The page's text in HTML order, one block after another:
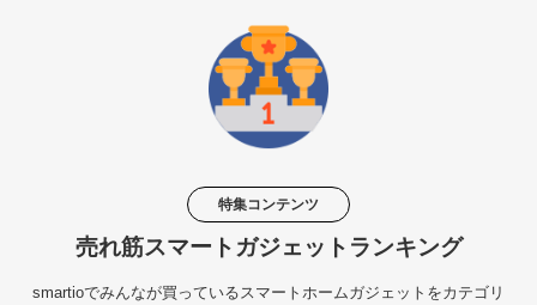
特集コンテンツ
売れ筋スマートガジェットランキング
smartioでみんなが買っているスマートホームガジェットをカテゴリ